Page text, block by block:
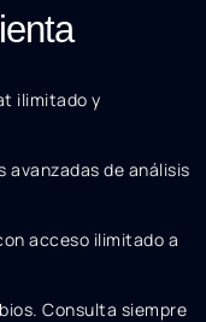
ilimitado y
avanzadas de análisis
acceso ilimitado a
Consulta siempre